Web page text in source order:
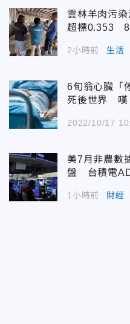
雲林羊肉污
超標0.353 8
2小時前 生活
6旬翁心臟「
死後世界 嘆
2022/10/17
美7月非農數
盤 台積電
1小時前 財經